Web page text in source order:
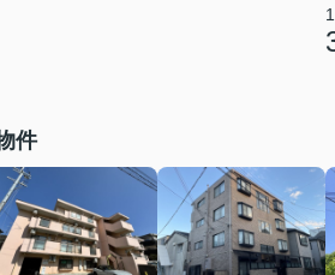
件